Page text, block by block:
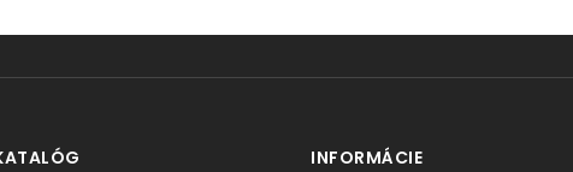
INFORMÁCIE